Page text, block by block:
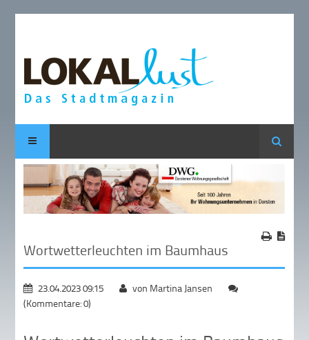
Suche
Wortwetterleuchten im Baumhaus
23.04.2023 09:15
von Martina Jansen
(Kommentare: 0)